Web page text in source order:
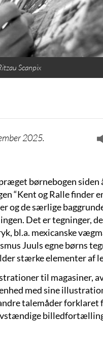
Scanpix
2025.
børnebogen
“Kent og Ralle finder
og de særlige
Det er tegninger,
bl.a. mexicanske
Juuls egne børns
stærke elementer af
til magasiner,
med sine
talemåder forklaret